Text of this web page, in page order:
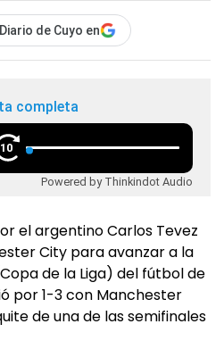
de Cuyo en
completa
10
Powered by Thinkindot Audio
el argentino Carlos Tevez
City para avanzar a la
de la Liga) del fútbol de
por 1-3 con Manchester
de una de las semifinales